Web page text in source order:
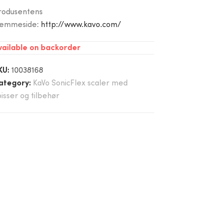
http://www.kavo.com/
on backorder
10038168
KaVo SonicFlex scaler med
og tilbehør